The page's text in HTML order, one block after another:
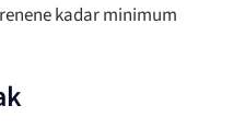
kadar minimum